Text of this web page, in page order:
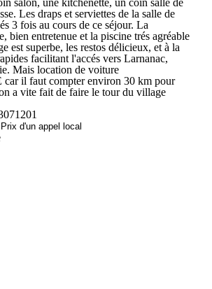
Les draps et serviettes de la salle de
3 fois au cours de ce séjour. La
bien entretenue et la piscine trés agréable
est superbe, les restos délicieux, et à la
facilitant l'accés vers Larnanac,
Mais location de voiture
il faut compter environ 30 km pour
a vite fait de faire le tour du village
Prix d'un appel local